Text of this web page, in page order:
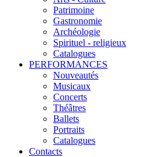
Patrimoine
Gastronomie
Archéologie
Spirituel - religieux
Catalogues
PERFORMANCES
Nouveautés
Musicaux
Concerts
Théâtres
Ballets
Portraits
Catalogues
Contacts